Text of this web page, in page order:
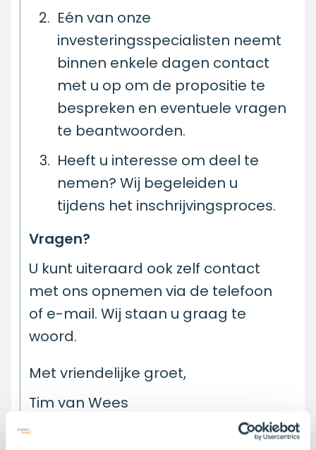
Eén van onze
investeringsspecialisten neemt
binnen enkele dagen contact
met u op om de propositie te
bespreken en eventuele vragen
te beantwoorden.
Heeft u interesse om deel te
nemen? Wij begeleiden u
tijdens het inschrijvingsproces.
Vragen?
U kunt uiteraard ook zelf contact
met ons opnemen via de telefoon
of e-mail. Wij staan u graag te
woord.
Met vriendelijke groet,
Tim van Wees
Directeur